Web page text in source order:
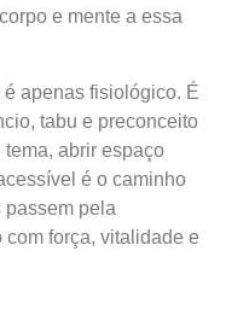
e mente a essa
apenas fisiológico. É
tabu e preconceito
abrir espaço
é o caminho
passem pela
força, vitalidade e